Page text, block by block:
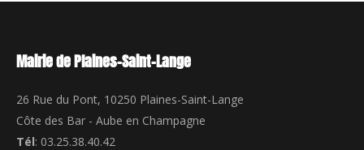
Mairie de Plaines-Saint-Lange
26 Rue du Pont, 10250 Plaines-Saint-Lange
Côte des Bar - Aube en Champagne
Tél: 03.25.38.40.42